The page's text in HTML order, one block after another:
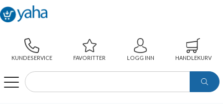
KUNDESERVICE FAVORITTER LOGG INN HANDLEKURV
WEBSHOP